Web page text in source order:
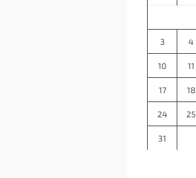
3 4
10 11
17 18
24 25
31